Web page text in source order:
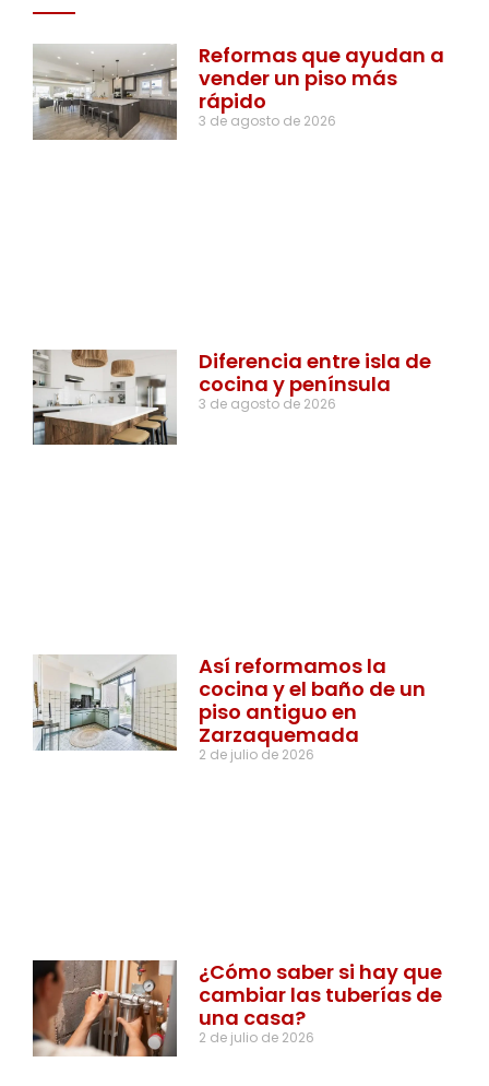
Reformas que ayudan a
vender un piso más
rápido
3 de agosto de 2026
Diferencia entre isla de
cocina y península
3 de agosto de 2026
Así reformamos la
cocina y el baño de un
piso antiguo en
Zarzaquemada
2 de julio de 2026
¿Cómo saber si hay que
cambiar las tuberías de
una casa?
2 de julio de 2026